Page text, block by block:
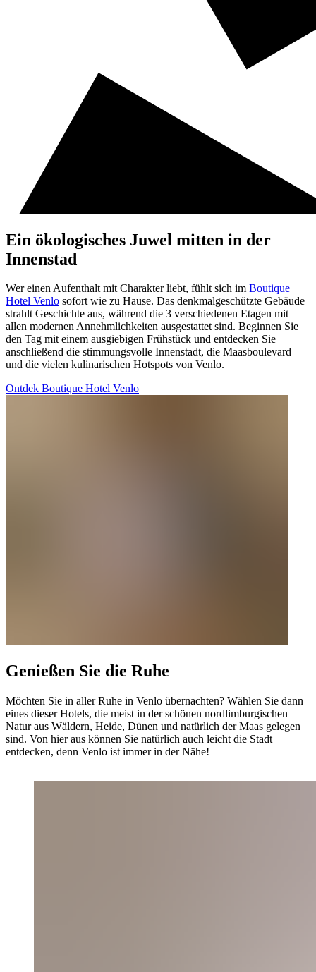
Ein ökologisches Juwel mitten in der
Innenstad
Wer einen Aufenthalt mit Charakter liebt, fühlt sich im Boutique
Hotel Venlo sofort wie zu Hause. Das denkmalgeschützte Gebäude
strahlt Geschichte aus, während die 3 verschiedenen Etagen mit
allen modernen Annehmlichkeiten ausgestattet sind. Beginnen Sie
den Tag mit einem ausgiebigen Frühstück und entdecken Sie
anschließend die stimmungsvolle Innenstadt, die Maasboulevard
und die vielen kulinarischen Hotspots von Venlo.
Ontdek Boutique Hotel Venlo
Genießen Sie die Ruhe
Möchten Sie in aller Ruhe in Venlo übernachten? Wählen Sie dann
eines dieser Hotels, die meist in der schönen nordlimburgischen
Natur aus Wäldern, Heide, Dünen und natürlich der Maas gelegen
sind. Von hier aus können Sie natürlich auch leicht die Stadt
entdecken, denn Venlo ist immer in der Nähe!